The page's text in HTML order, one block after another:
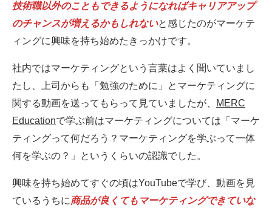
技術職以外のこともできるようになればキャリアアップ
のチャンスが増えるかもしれないと感じたのがマーケテ
ィングに興味を持ち始めたきっかけです。
社内ではマーケティングという言葉はよく聞いていまし
たし、上司からも「勉強のために」とマーケティングに
関する動画を送ってもらって見ていましたが、
MERC
Educationで学ぶ前はマーケティングについては「マーケ
ティングって何だろう？マーケティングを学ぶって一体
何を学ぶの？」というくらいの認識でした。
興味を持ち始めてすぐの頃はYouTubeで学び、動画を見
ているうちに商品が良くてもマーケティングできていな